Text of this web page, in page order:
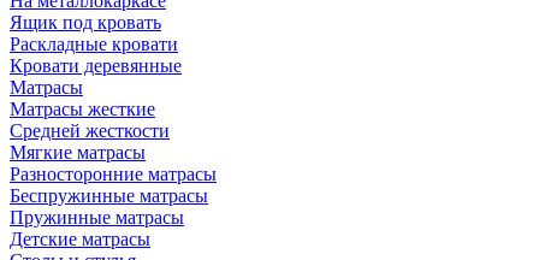
Ящик под кровать
Раскладные кровати
Кровати деревянные
Матрасы
Матрасы жесткие
Средней жесткости
Мягкие матрасы
Разносторонние матрасы
Беспружинные матрасы
Пружинные матрасы
Детские матрасы